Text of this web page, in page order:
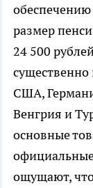
размер
24 500
существенно
США,
Венгрия и
основные
ощущают,